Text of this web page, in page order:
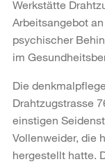
Werkstätte
Arbeitsangebot
psychischer
im
Die
Drahtzugstrasse
einstigen
Vollenweider, die
hergestellt hatte.